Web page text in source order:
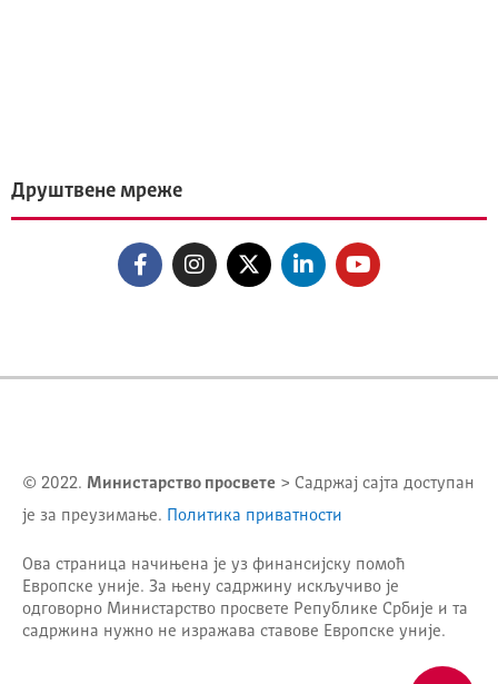
Друштвене мреже
© 2022. Министарство просвете > Садржај сајта доступан
је за преузимање. Политика приватности
Ова страница начињена је уз финансијску помоћ
Европске уније. За њену садржину искључиво је
одговорно Министарство просвете Републике Србије и та
садржина нужно не изражава ставове Европске уније.